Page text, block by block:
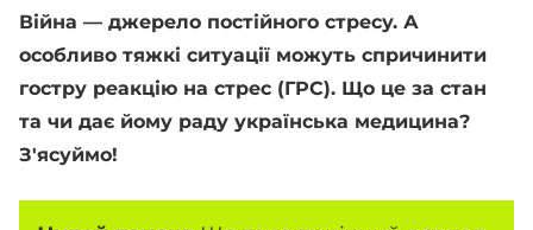
Війна — джерело постійного стресу. А
особливо тяжкі ситуації можуть спричинити
гостру реакцію на стрес (ГРС). Що це за стан
та чи дає йому раду українська медицина?
З'ясуймо!